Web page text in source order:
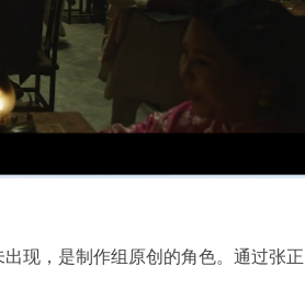
现，是制作组原创的角色。通过张正